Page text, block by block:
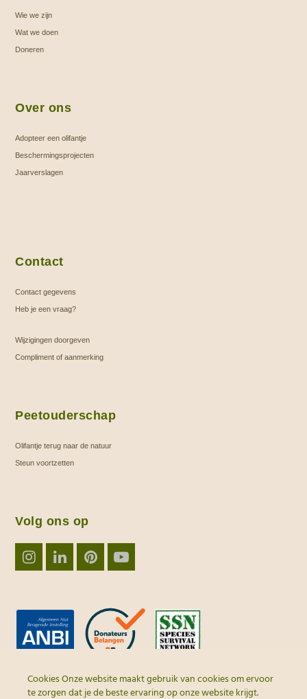
Wie we zijn
Wat we doen
Doneren
Over ons
Adopteer een olifantje
Beschermingsprojecten
Jaarverslagen
Contact
Contact gegevens
Heb je een vraag?
Wijzigingen doorgeven
Compliment of aanmerking
Peetouderschap
Olifantje terug naar de natuur
Steun voortzetten
Volg ons op
Instagram
LinkedInPinterestYouTube
Cookies Onze website maakt gebruik van cookies om ervoor
te zorgen dat je de beste ervaring op onze website krijgt.